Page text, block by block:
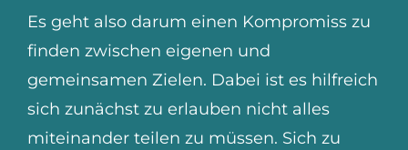
Es geht also darum einen Kompromiss zu
finden zwischen eigenen und
gemeinsamen Zielen. Dabei ist es hilfreich
sich zunächst zu erlauben nicht alles
miteinander teilen zu müssen. Sich zu